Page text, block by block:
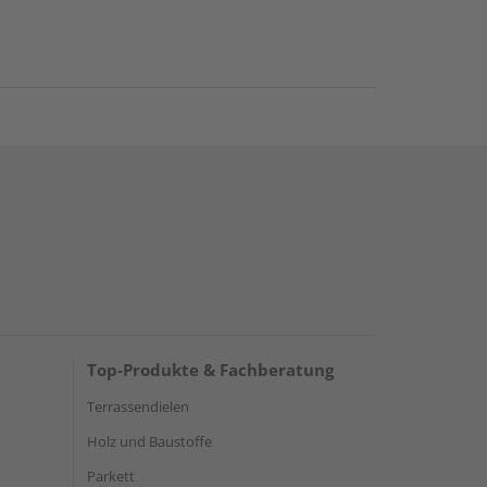
Top-Produkte & Fachberatung
Terrassendielen
Holz und Baustoffe
Parkett